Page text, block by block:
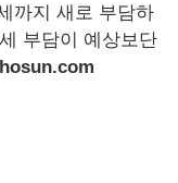
까지 새로 부담하
부담이 예상보단